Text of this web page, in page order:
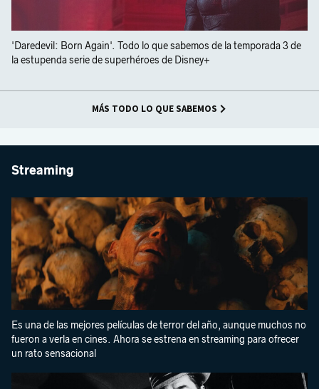
'Daredevil: Born Again'. Todo lo que sabemos de la temporada 3 de
la estupenda serie de superhéroes de Disney+
MÁS TODO LO QUE SABEMOS
Streaming
Es una de las mejores películas de terror del año, aunque muchos no
fueron a verla en cines. Ahora se estrena en streaming para ofrecer
un rato sensacional